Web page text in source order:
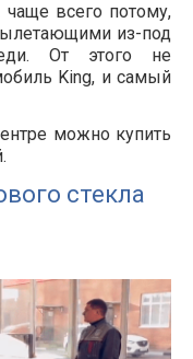
всего потому,
из-под
От этого не
King, и самый
можно купить
стекла